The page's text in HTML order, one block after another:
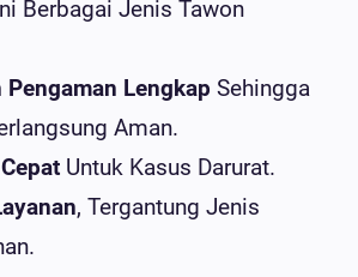
Berbagai Jenis Tawon
Pengaman Lengkap Sehingga
Aman.
Untuk Kasus Darurat.
, Tergantung Jenis